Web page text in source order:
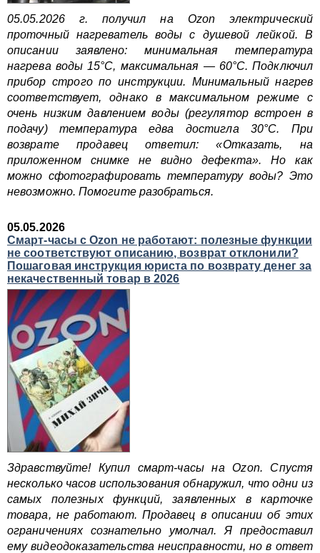
05.05.2026 г. получил на Ozon электрический
проточный нагреватель воды с душевой лейкой. В
описании заявлено: минимальная температура
нагрева воды 15°C, максимальная — 60°C. Подключил
прибор строго по инструкции. Минимальный нагрев
соответствует, однако в максимальном режиме с
очень низким давлением воды (регулятор встроен в
подачу) температура едва достигла 30°C. При
возврате продавец ответил: «Отказать, на
приложенном снимке не видно дефекта». Но как
можно сфотографировать температуру воды? Это
невозможно. Помогите разобраться.
05.05.2026
Смарт-часы с Ozon не работают: полезные функции
не соответствуют описанию, возврат отклонили?
Пошаговая инструкция юриста по возврату денег за
некачественный товар в 2026
Здравствуйте! Купил смарт-часы на Ozon. Спустя
несколько часов использования обнаружил, что одни из
самых полезных функций, заявленных в карточке
товара, не работают. Продавец в описании об этих
ограничениях сознательно умолчал. Я предоставил
ему видеодоказательства неисправности, но в ответ